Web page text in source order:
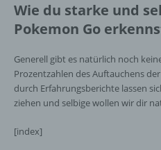
Wie du starke und
Pokemon Go
Generell gibt es natürlich noch
Prozentzahlen des Auftauchens
durch Erfahrungsberichte lassen
ziehen und selbige wollen wir dir
[index]